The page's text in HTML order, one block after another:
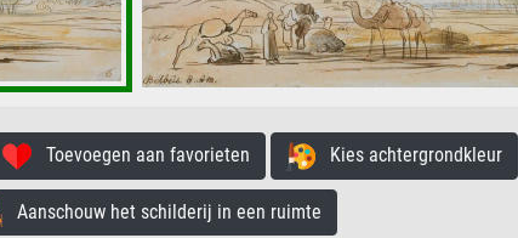
Toevoegen aan favorieten Kies achtergrondkleur
Aanschouw het schilderij in een ruimte